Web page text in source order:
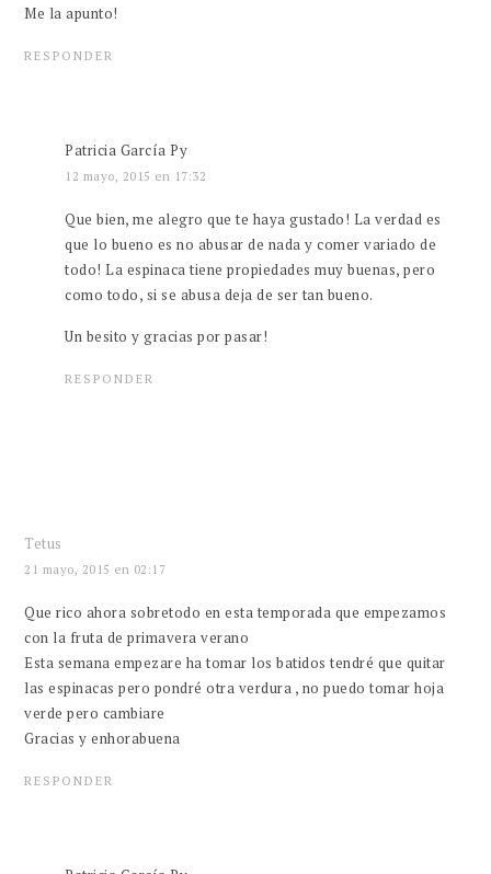
Me la apunto!
RESPONDER
Patricia García Py
12 mayo, 2015 en 17:32
Que bien, me alegro que te haya gustado! La verdad es
que lo bueno es no abusar de nada y comer variado de
todo! La espinaca tiene propiedades muy buenas, pero
como todo, si se abusa deja de ser tan bueno.
Un besito y gracias por pasar!
RESPONDER
Tetus
21 mayo, 2015 en 02:17
Que rico ahora sobretodo en esta temporada que empezamos
con la fruta de primavera verano
Esta semana empezare ha tomar los batidos tendré que quitar
las espinacas pero pondré otra verdura , no puedo tomar hoja
verde pero cambiare
Gracias y enhorabuena
RESPONDER